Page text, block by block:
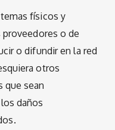
físicos y
o de
o difundir en la red
otros
que sean
daños